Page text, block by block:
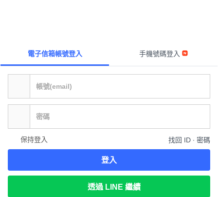
電子信箱帳號登入 手機號碼登入
保持登入 找回 ID ∙ 密碼
登入
透過 LINE 繼續